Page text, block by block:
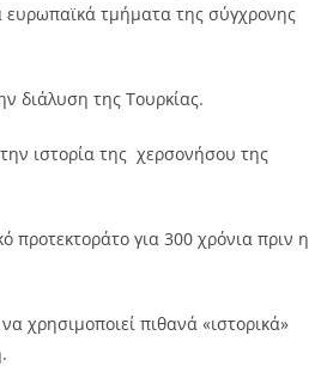
τμήματα της σύγχρονης
διάλυση της Τουρκίας.
ιστορία της χερσονήσου της
προτεκτοράτο για 300 χρόνια πριν η
χρησιμοποιεί πιθανά «ιστορικά»